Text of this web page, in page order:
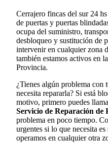
Cerrajero fincas del sur 24
de puertas y puertas
ocupa del suministro,
desbloqueo y sustitución de
intervenir en cualquier zona
también estamos activos en
Provincia.
¿Tienes algún problema con
necesita repararla? Si está
motivo, primero puedes
Servicio de Reparación de
problema en poco tiempo.
urgentes si lo que necesita
operamos en cualquier otra